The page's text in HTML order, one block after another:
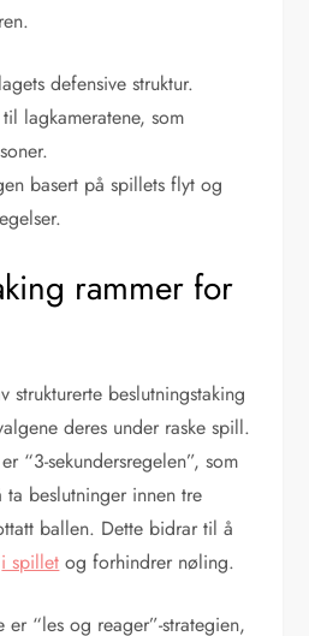
defensive struktur.
lagkameratene, som
basert på spillets flyt og
rammer for
strukturerte beslutningstaking
deres under raske spill.
“3-sekundersregelen”, som
beslutninger innen tre
ballen. Dette bidrar til å
i spillet og forhindrer nøling.
er “les og reager”-strategien,